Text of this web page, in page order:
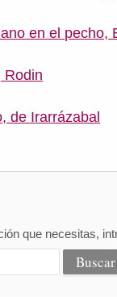
en el pecho,
Rodin
de Irarrázabal
que necesitas,